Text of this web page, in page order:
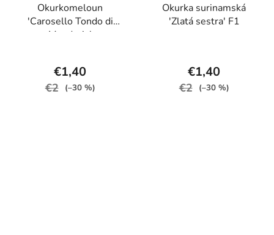
Okurkomeloun
'Carosello Tondo di
Manduria'
€1,40
€2 (–30 %)
Okurka surinamská
'Zlatá sestra' F1
€1,40
€2 (–30 %)